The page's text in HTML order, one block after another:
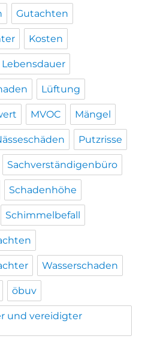
Gutachten
Kosten
Lebensdauer
Lüftung
MVOC Mängel
Putzrisse
Sachverständigenbüro
Schadenhöhe
Schimmelbefall
Wasserschaden
öbuv
und vereidigter